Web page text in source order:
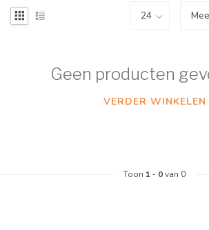
Geen producten
VERDER WINKELEN
Toon 1 - 0van 0